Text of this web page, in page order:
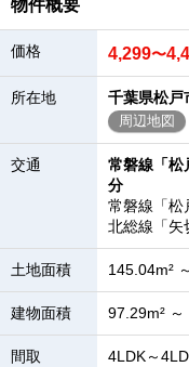
物件概要
価格 4,299〜
所在地 千葉県松戸
周辺地図
交通
常磐線「松
分
常磐線「松
北総線「矢
土地面積 145.04m²
建物面積 97.29m²
間取
4LDK～